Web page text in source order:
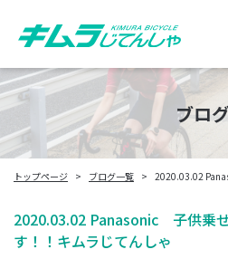
ブロ
トップページ ブログ一覧 2020.03.02
2020.03.02 Panasonic 子供乗
す！！キムラじてんしゃ